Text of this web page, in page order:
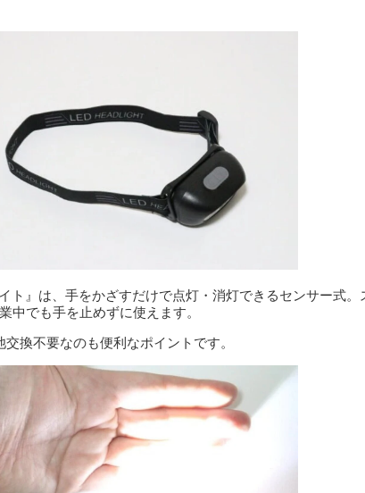
ト』は、手をかざすだけで点灯・消灯できるセンサー式。
中でも手を止めずに使えます。
換不要なのも便利なポイントです。